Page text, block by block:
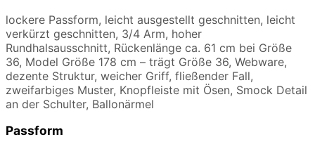
lockere Passform, leicht ausgestellt geschnitten, leicht
verkürzt geschnitten, 3/4 Arm, hoher
Rundhalsausschnitt, Rückenlänge ca. 61 cm bei Größe
36, Model Größe 178 cm – trägt Größe 36, Webware,
dezente Struktur, weicher Griff, fließender Fall,
zweifarbiges Muster, Knopfleiste mit Ösen, Smock Detail
an der Schulter, Ballonärmel
Passform